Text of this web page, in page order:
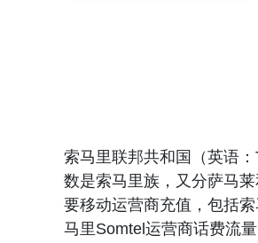
索马里联邦共和国（英语
数是索马里族，又分萨马
要移动运营商充值，包括
马里Somtel运营商话费流